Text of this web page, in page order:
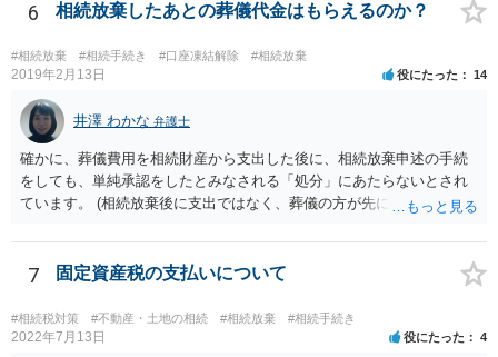
また、全員で相続しても、話し合いの結果、親がすべて相続と決める
こともできます。この場合でも相続の非課税枠は、全員で相続した540
0万円分使えます。 父が亡くなり、母が全部相続すると、母から三人
で相続する際は、4800万円が非課税枠となります。 そうすると、母が
亡くなってから相続すると、両親のどちらかが亡くなってから相続す
るより非課税の枠が減少します。 計画的に相続をするのがおすすめと
いうことになります。これ以外にも気をつける点はあるかもしれませ
んので、一度相談して想定するのがおすすめと思います。
6 相続放棄したあとの葬儀代金はもらえるのか？
#相続放棄 #相続手続き #口座凍結解除 #相続放棄
2019年2月13日 役にたった 14
井澤 わかな 弁護士
確かに、葬儀費用を相続財産から支出した後に、相続放棄申述の手続
をしても、単純承認をしたとみなされる「処分」にあたらないとされ
ています。 (相続放棄後に支出ではなく、葬儀の方が先に来るのが通常
述の手続ということだと思いますが) ただ、葬儀費用ならいくらでもよ
いということではなく、身分相応の、社会的儀式として当然認められ
る程度の金額に留まると考えた方がよいです。 もし、相続人の皆さん
に葬儀費用を支出する経済力がなく、質素な葬儀を行った費用であれ
ば相続財産から支出しても単純承認と認められない可能性が高いの
7 固定資産税の支払いについて
#相続税対策 #不動産・土地の相続 #相続放棄 #相続手続き
2022年7月13日 役にたった 4